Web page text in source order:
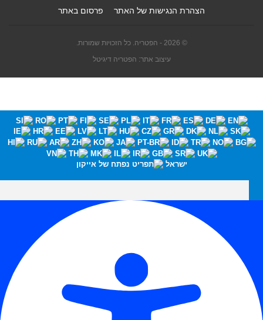
הצהרת הנגישות של האתר
פרסום באתר
© 2026 - הפטריה. כל הזכויות שמורות.
עיצוב אתר: הפטריה דיגיטל
ישראל